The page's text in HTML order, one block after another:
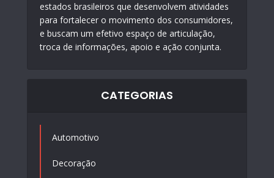
estados brasileiros que desenvolvem atividades
para fortalecer o movimento dos consumidores,
e buscam um efetivo espaço de articulação,
troca de informações, apoio e ação conjunta.
CATEGORIAS
Automotivo
Decoração